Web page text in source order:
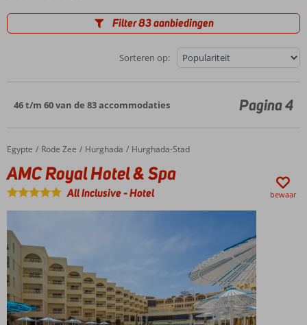
Filter 83 aanbiedingen
Sorteren op:
46 t/m 60 van de 83 accommodaties Pagina 4
Home
Egypte Rode Zee Hurghada Hurghada-Stad
AMC Royal Hotel & Spa
AMC Royal Hotel & Spa
All Inclusive-Hotel bewaar